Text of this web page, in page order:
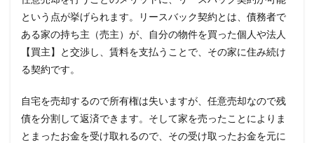
という点が挙げられます。リースバック契約とは、債務者で
ある家の持ち主（売主）が、自分の物件を買った個人や法人
【買主】と交渉し、賃料を支払うことで、その家に住み続け
る契約です。
自宅を売却するので所有権は失いますが、任意売却なので残
債を分割して返済できます。そして家を売ったことによりま
とまったお金を受け取れるので、その受け取ったお金を元に